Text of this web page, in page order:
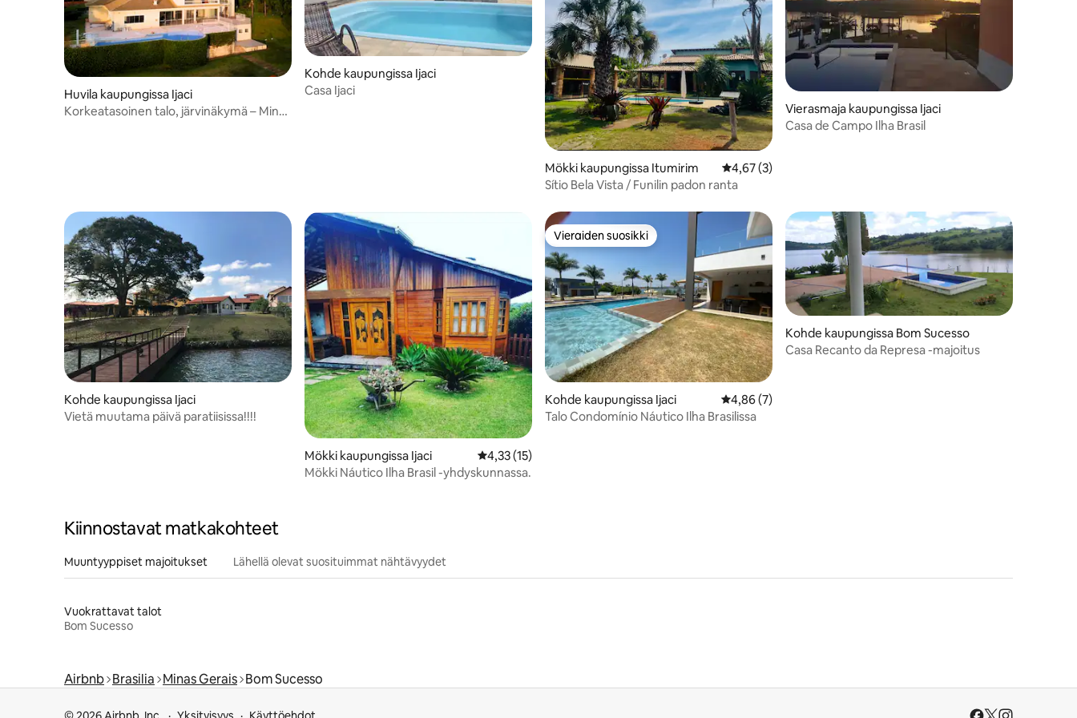
Huvila kaupungissa Ijaci
Korkeatasoinen talo, järvinäkymä – Minas
Kohde kaupungissa Ijaci
Casa Ijaci
Mökki kaupungissa Itumirim Keskimääräinen arvio 4,67/5, 3 arvostelua
4,67 (3)
Sítio Bela Vista / Funilin padon ranta
Vierasmaja kaupungissa Ijaci
Casa de Campo Ilha Brasil
Kohde kaupungissa Ijaci
Vietä muutama päivä paratiisissa!!!!
Mökki kaupungissa Ijaci Keskimääräinen arvio 4,33/5, 15 arvostelua
4,33 (15)
Mökki Náutico Ilha Brasil -yhdyskunnassa.
Vieraiden suosikki
Vieraiden suosikki
Kohde kaupungissa Ijaci Keskimääräinen arvio 4,86/5, 7 arvostelua
4,86 (7)
Talo Condomínio Náutico Ilha Brasilissa
Kohde kaupungissa Bom Sucesso
Casa Recanto da Represa -majoitus
Kiinnostavat matkakohteet
Muuntyyppiset majoitukset Lähellä olevat suosituimmat nähtävyydet
Vuokrattavat talot
Bom Sucesso
Airbnb Brasilia Minas Gerais Bom Sucesso